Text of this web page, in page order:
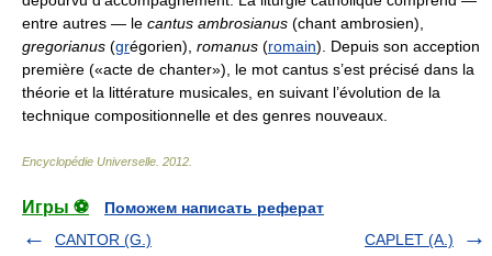
entre autres — le cantus ambrosianus (chant ambrosien),
gregorianus (grégorien), romanus (romain). Depuis son acception
première («acte de chanter»), le mot cantus s’est précisé dans la
théorie et la littérature musicales, en suivant l’évolution de la
technique compositionnelle et des genres nouveaux.
Encyclopédie Universelle 2012
Игры ⚽
Поможем написать реферат
CANTOR (G.)
CAPLET (A.)